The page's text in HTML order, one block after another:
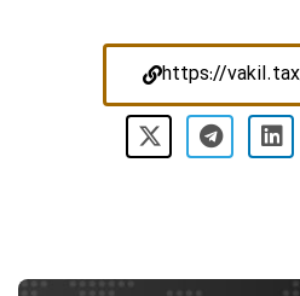
https://